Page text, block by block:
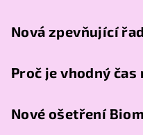
Nová zpevňující
Proč je vhodný čas
Nové ošetření